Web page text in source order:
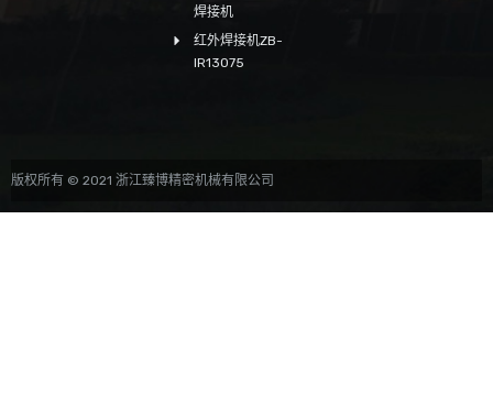
焊接机
红外焊接机ZB-
IR13075
版权所有 © 2021 浙江臻博精密机械有限公司